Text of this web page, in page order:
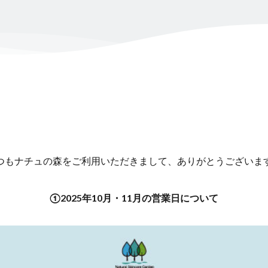
もナチュの森をご利用いただきまして、ありがとうございま
①2025年10月・11月の営業日について